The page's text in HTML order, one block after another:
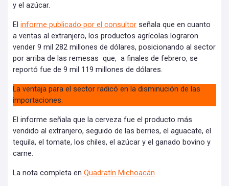
y el azúcar.
El informe publicado por el consultor señala que en cuanto
a ventas al extranjero, los productos agrícolas lograron
vender 9 mil 282 millones de dólares, posicionando al sector
por arriba de las remesas que, a finales de febrero, se
reportó fue de 9 mil 119 millones de dólares.
La ventaja para el sector radicó en la disminución de las
importaciones.
El informe señala que la cerveza fue el producto más
vendido al extranjero, seguido de las berries, el aguacate, el
tequila, el tomate, los chiles, el azúcar y el ganado bovino y
carne.
La nota completa en Quadratín Michoacán